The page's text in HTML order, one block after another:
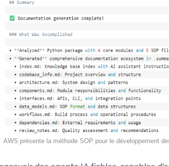
AWS présente la méthode SOP pour le développement